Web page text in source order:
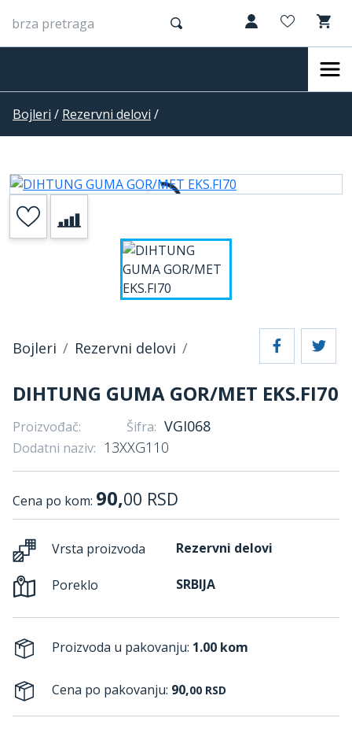
Bojleri / Rezervni delovi /
Bojleri Rezervni delovi
DIHTUNG GUMA GOR/MET EKS.FI70
Proizvođač: Šifra: VGI068
Dodatni naziv: 13XXG110
Cena po kom: 90,00 RSD
Vrsta proizvoda Rezervni delovi
Poreklo SRBIJA
Proizvoda u pakovanju: 1.00 kom
Cena po pakovanju: 90,00 RSD